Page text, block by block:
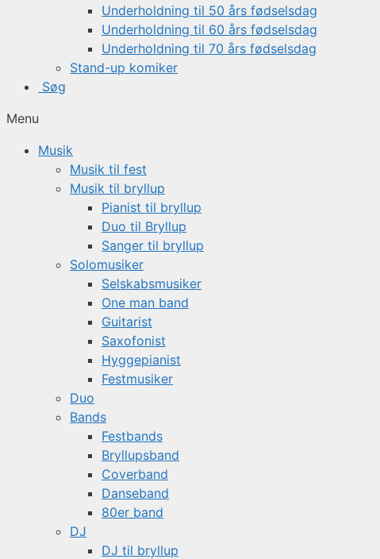
Underholdning til 50 års fødselsdag
Underholdning til 60 års fødselsdag
Underholdning til 70 års fødselsdag
Stand-up komiker
Søg
Menu
Musik
Musik til fest
Musik til bryllup
Pianist til bryllup
Duo til Bryllup
Sanger til bryllup
Solomusiker
Selskabsmusiker
One man band
Guitarist
Saxofonist
Hyggepianist
Festmusiker
Duo
Bands
Festbands
Bryllupsband
Coverband
Danseband
80er band
DJ
DJ til bryllup